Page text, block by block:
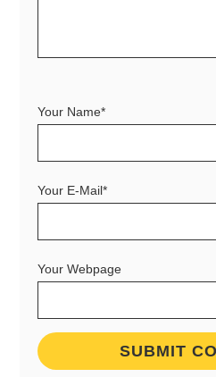
Your Name*
Your E-Mail*
Your Webpage